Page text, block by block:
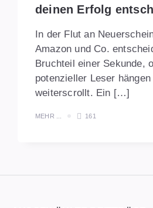
deinen Erfolg
In der Flut an
Amazon und Co.
Bruchteil einer Sekunde,
potenzieller Leser
weiterscrollt. Ein […]
MEHR ... 161